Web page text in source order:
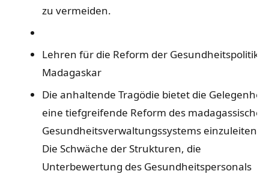
zu vermeiden.
Lehren für die Reform der Gesundheitspolitik
Madagaskar
Die anhaltende Tragödie bietet die
eine tiefgreifende Reform des madagassischen
Gesundheitsverwaltungssystems einzuleiten.
Die Schwäche der Strukturen, die
Unterbewertung des Gesundheitspersonals